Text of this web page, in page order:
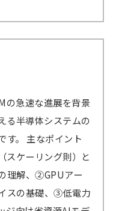
す。お手数です
た状態にてZoomに
対処例
ール、Zoomへの
ザからの参加も可能
間視聴可能です。
画を何度も視聴でき
業日後までに録画動
部、編集加工しま
日から4営業日後を
ー → 2/10（金）ま
まで視聴可能
の急速な進展を背景
る半導体システムの
す。 主なポイント
スケーリング則）と
理解、②GPUアー
スの基礎、③低電力